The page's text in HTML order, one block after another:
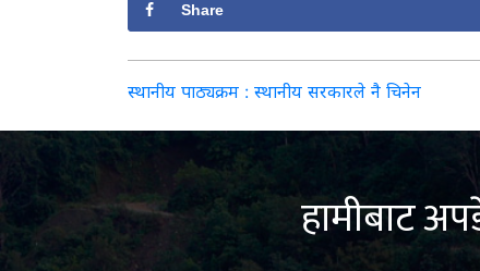
Share
Post
navigation
स्थानीय पाठ्यक्रम : स्थानीय सरकारले नै चिनेन
हामीबाट